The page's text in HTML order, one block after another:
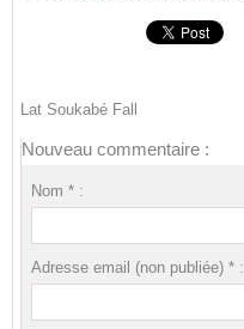
Lat Soukabé Fall
Nouveau commentaire :
Nom * :
Adresse email (non publiée) * :